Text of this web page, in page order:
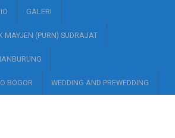
GALERI
MAYJEN (PURN) SUDRAJAT
BOGOR WEDDING AND PREWEDDING